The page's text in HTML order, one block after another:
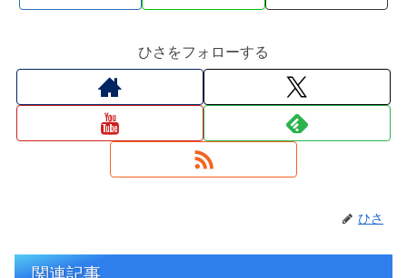
ひさをフォローする
ひさ